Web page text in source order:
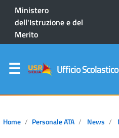
Ministero
dell'Istruzione e del
Merito
Ufficio
Home Personale ATA News